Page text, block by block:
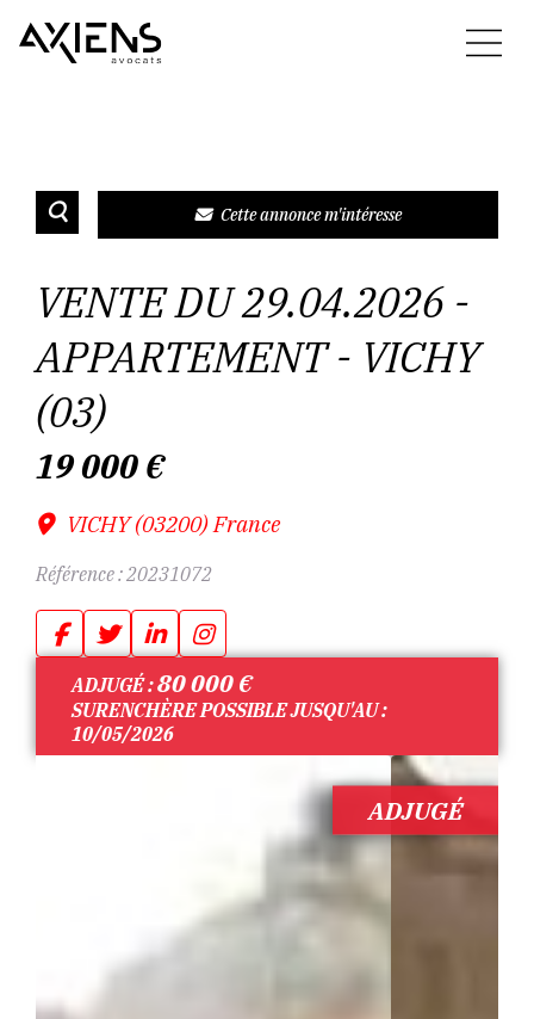
Cette annonce m'intéresse
VENTE DU 29.04.2026 -
APPARTEMENT - VICHY
(03)
ADJUGÉ
19 000€
VICHY (03200) France
ADJUGÉ :80 000€
SURENCHÈRE POSSIBLE JUSQU'AU :
10/05/2026
Référence :20231072